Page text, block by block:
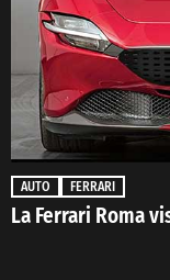
AUTO FERRARI
La Ferrari Roma